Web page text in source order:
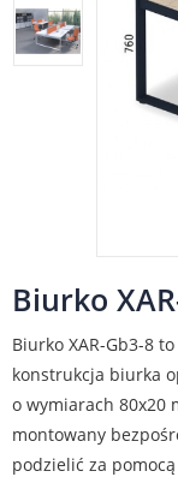
Biurko
Biurko XAR-Gb3-8 to
konstrukcja biurka
o wymiarach 80x20
montowany
podzielić za